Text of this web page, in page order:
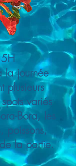
la journée
plusieurs
variés
Bora, les
poissons,
la partie.